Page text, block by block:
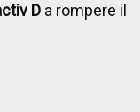
D a rompere il